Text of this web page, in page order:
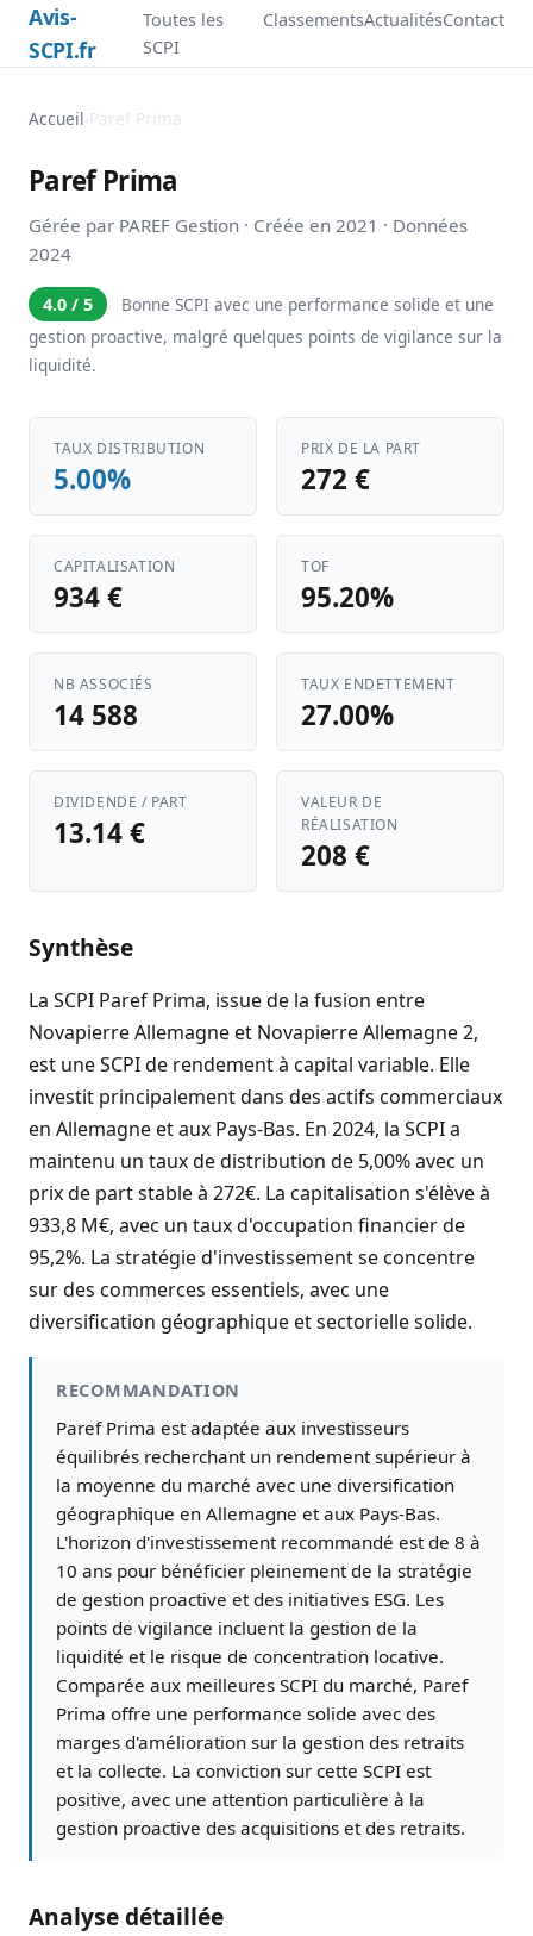
Avis-
SCPI.fr
Toutes les
SCPI
ClassementsActualitésContact
Accueil› Paref Prima
Paref Prima
Gérée par PAREF Gestion · Créée en 2021 · Données
2024
4.0 / 5
Bonne SCPI avec une performance solide et une
gestion proactive, malgré quelques points de vigilance sur la
liquidité.
TAUX DISTRIBUTION
5.00%
PRIX DE LA PART
272 €
CAPITALISATION
934 €
TOF
95.20%
NB ASSOCIÉS
14 588
TAUX ENDETTEMENT
27.00%
DIVIDENDE / PART
13.14 €
VALEUR DE
RÉALISATION
208 €
Synthèse
La SCPI Paref Prima, issue de la fusion entre
Novapierre Allemagne et Novapierre Allemagne 2,
est une SCPI de rendement à capital variable. Elle
investit principalement dans des actifs commerciaux
en Allemagne et aux Pays-Bas. En 2024, la SCPI a
maintenu un taux de distribution de 5,00% avec un
prix de part stable à 272€. La capitalisation s'élève à
933,8 M€, avec un taux d'occupation financier de
95,2%. La stratégie d'investissement se concentre
sur des commerces essentiels, avec une
diversification géographique et sectorielle solide.
RECOMMANDATION
Paref Prima est adaptée aux investisseurs
équilibrés recherchant un rendement supérieur à
la moyenne du marché avec une diversification
géographique en Allemagne et aux Pays-Bas.
L'horizon d'investissement recommandé est de 8 à
10 ans pour bénéficier pleinement de la stratégie
de gestion proactive et des initiatives ESG. Les
points de vigilance incluent la gestion de la
liquidité et le risque de concentration locative.
Comparée aux meilleures SCPI du marché, Paref
Prima offre une performance solide avec des
marges d'amélioration sur la gestion des retraits
et la collecte. La conviction sur cette SCPI est
positive, avec une attention particulière à la
gestion proactive des acquisitions et des retraits.
Analyse détaillée